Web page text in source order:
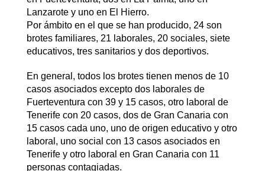
Lanzarote y uno en El Hierro.
Por ámbito en el que se han producido, 24 son
brotes familiares, 21 laborales, 20 sociales, siete
educativos, tres sanitarios y dos deportivos.
En general, todos los brotes tienen menos de 10
casos asociados excepto dos laborales de
Fuerteventura con 39 y 15 casos, otro laboral de
Tenerife con 20 casos, dos de Gran Canaria con
15 casos cada uno, uno de origen educativo y otro
laboral, uno social con 13 casos asociados en
Tenerife y otro laboral en Gran Canaria con 11
personas contagiadas.